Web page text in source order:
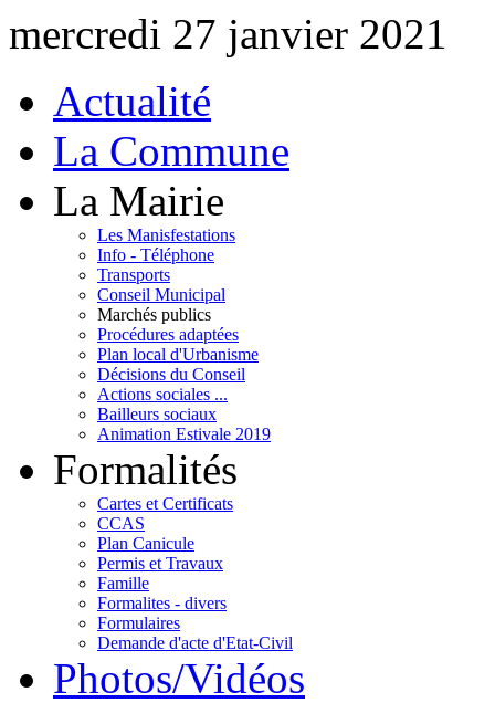
mercredi 27 janvier 2021
Actualité
La Commune
La Mairie
Les Manisfestations
Info - Téléphone
Transports
Conseil Municipal
Marchés publics
Procédures adaptées
Plan local d'Urbanisme
Décisions du Conseil
Actions sociales ...
Bailleurs sociaux
Animation Estivale 2019
Formalités
Cartes et Certificats
CCAS
Plan Canicule
Permis et Travaux
Famille
Formalites - divers
Formulaires
Demande d'acte d'Etat-Civil
Photos/Vidéos